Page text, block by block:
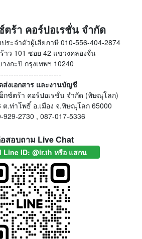
ตร้า คอร์ปอเรชั่น จำกัด
ระจำตัวผู้เสียภาษี 010-556-404-2874
าว 101 ซอย 42 แขวงคลองจั่น
างกะปิ กรุงเทพฯ 10240
ส่งเอกสาร และงานบัญชี
กซ์ตร้า คอร์ปอเรชั่น จำกัด (พิษณุโลก)
ต.ท่าโพธิ์ อ.เมือง จ.พิษณุโลก 65000
929-2730 , 087-017-5336
สอบถาม Live Chat
Line ID: @ir.th หรือ แสกน